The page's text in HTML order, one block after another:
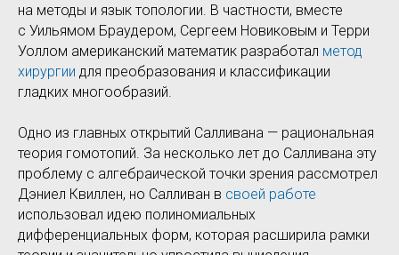
на методы и язык топологии. В частности, вместе
с Уильямом Браудером, Сергеем Новиковым и Терри
Уоллом американский математик разработал метод
хирургии для преобразования и классификации
гладких многообразий.
Одно из главных открытий Салливана — рациональная
теория гомотопий. За несколько лет до Салливана эту
проблему с алгебраической точки зрения рассмотрел
Дэниел Квиллен, но Салливан в своей работе
использовал идею полиномиальных
дифференциальных форм, которая расширила рамки